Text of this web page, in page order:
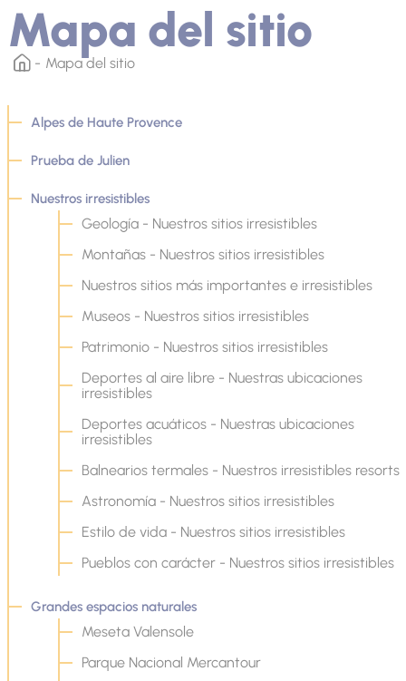
Mapa del sitio
Mapa del sitio
Alpes de Haute Provence
Prueba de Julien
Nuestros irresistibles
Geología - Nuestros sitios irresistibles
Montañas - Nuestros sitios irresistibles
Nuestros sitios más importantes e irresistibles
Museos - Nuestros sitios irresistibles
Patrimonio - Nuestros sitios irresistibles
Deportes al aire libre - Nuestras ubicaciones
irresistibles
Deportes acuáticos - Nuestras ubicaciones
irresistibles
Balnearios termales - Nuestros irresistibles resorts
Astronomía - Nuestros sitios irresistibles
Estilo de vida - Nuestros sitios irresistibles
Pueblos con carácter - Nuestros sitios irresistibles
Grandes espacios naturales
Meseta Valensole
Parque Nacional Mercantour